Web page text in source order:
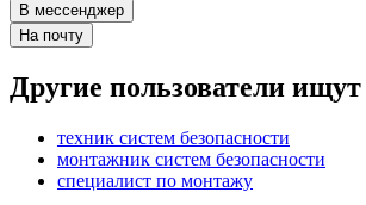
В мессенджер
На почту
Другие пользователи ищут
техник систем безопасности
монтажник систем безопасности
специалист по монтажу